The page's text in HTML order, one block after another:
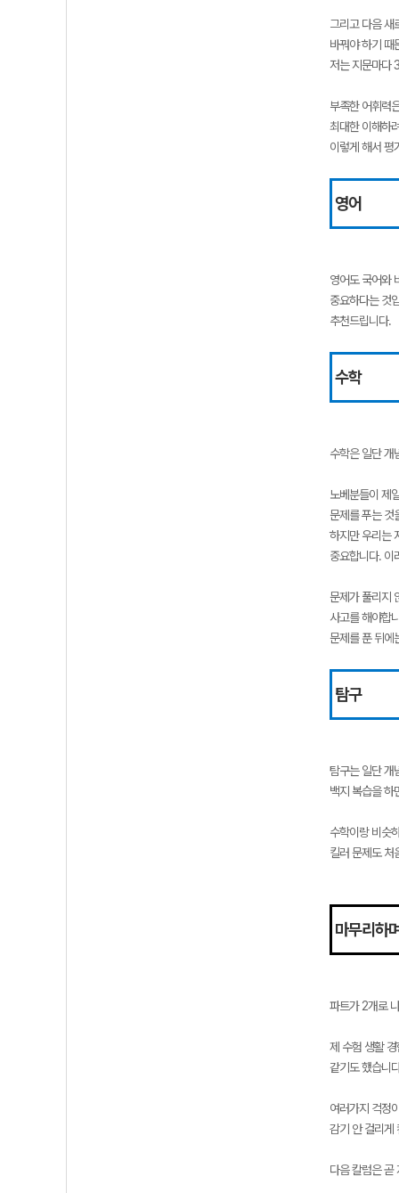
그리고 다음 새
바꿔야 하기 때
저는 지문마다
부족한 어휘력
최대한 이해하
이렇게 해서 평
영어
영어도 국어와
중요하다는 것
추천드립니다.
수학
수학은 일단 개
노베분들이 제
문제를 푸는 것
하지만 우리는
중요합니다. 이
문제가 풀리지
사고를 해야합
문제를 푼 뒤에
탐구
탐구는 일단 개
백지 복습을 하
수학이랑 비슷
킬러 문제도 처
마무리하
파트가 2개로
제 수험 생활
같기도 했습니
여러가지 걱정
감기 안 걸리게
다음 칼럼은 곧